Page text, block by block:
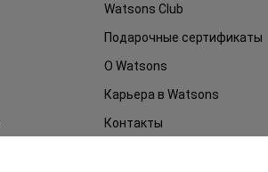
Watsons Club
Подарочные сертификаты
О Watsons
Карьера в Watsons
Контакты